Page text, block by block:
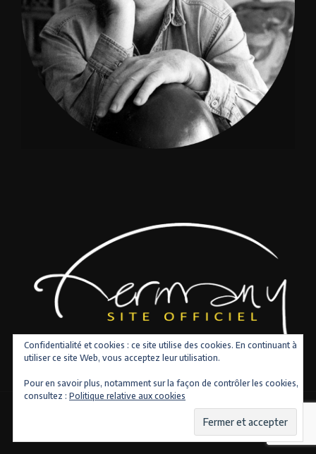
Copyright © 2026 Tous droits réservés
Confidentialité et cookies : ce site utilise des cookies. En continuant à
utiliser ce site Web, vous acceptez leur utilisation.
Pour en savoir plus, notamment sur la façon de contrôler les cookies,
consultez : Politique relative aux cookies